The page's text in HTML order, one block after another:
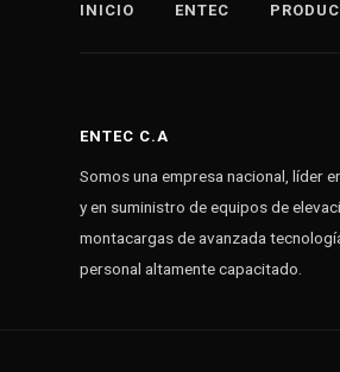
INICIO ENTEC
ENTEC C.A
Somos una empresa nacional, líder
y en suministro de equipos de
montacargas de avanzada
personal altamente capacitado.